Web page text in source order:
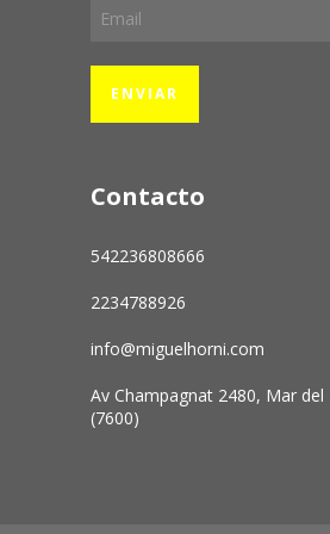
Contacto
542236808666
2234788926
info@miguelhorni.com
Av Champagnat 2480, Mar del
(7600)